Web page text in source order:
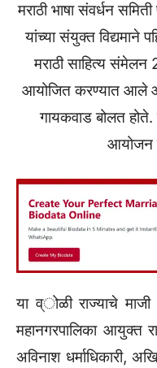
मराठी भाषा संवर्धन
यांच्या संयुक्त विद्यमाने
मराठी साहित्य
आयोजित करण्यात आले
गायकवाड बोलत होते.
आयोजन
या व्ोळी राज्याचे
महानगरपालिका आयुक्त
अविनाश धर्माधिकारी,